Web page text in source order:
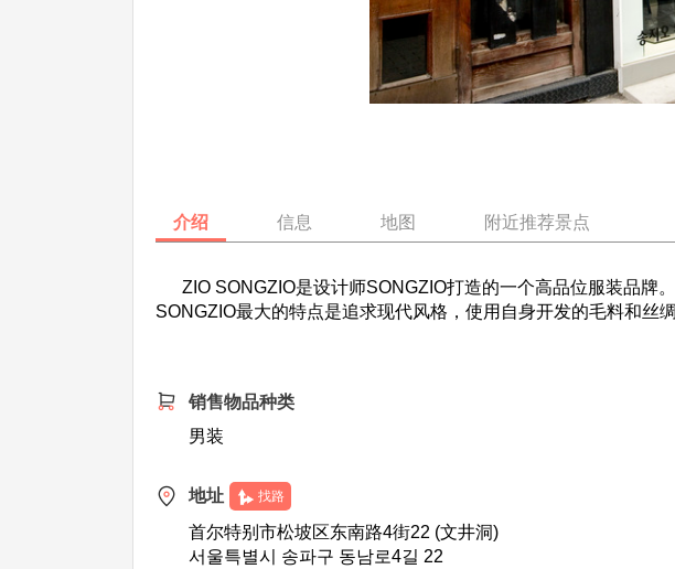
介绍 信息 地图 附近推荐景点
ZIO SONGZIO是设计师SONGZIO打造的一个高品位服装品牌
SONGZIO最大的特点是追求现代风格，使用自身开发的毛料和丝
销售物品种类
男装
地址 找路
首尔特别市松坡区东南路4街22 (文井洞)
서울특별시 송파구 동남로4길 22